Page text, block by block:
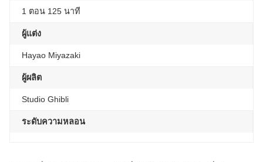
1 ตอน 125 นาที
ผู้แต่ง
Hayao Miyazaki
ผู้ผลิต
Studio Ghibli
ระดับความหลอน